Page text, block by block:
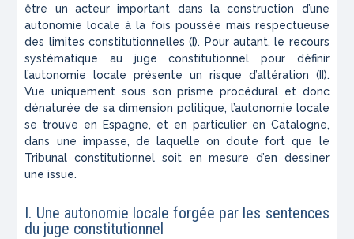
être un acteur important dans la construction d’une
autonomie locale à la fois poussée mais respectueuse
des limites constitutionnelles (I). Pour autant, le recours
systématique au juge constitutionnel pour définir
l’autonomie locale présente un risque d’altération (II).
Vue uniquement sous son prisme procédural et donc
dénaturée de sa dimension politique, l’autonomie locale
se trouve en Espagne, et en particulier en Catalogne,
dans une impasse, de laquelle on doute fort que le
Tribunal constitutionnel soit en mesure d’en dessiner
une issue.
I. Une autonomie locale forgée par les sentences
du juge constitutionnel